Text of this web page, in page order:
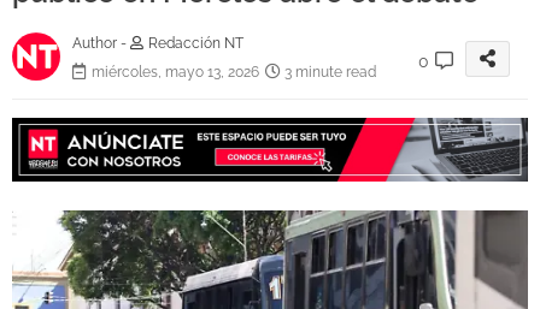
Author -
Redacción NT
miércoles, mayo 13, 2026
3 minute read
0